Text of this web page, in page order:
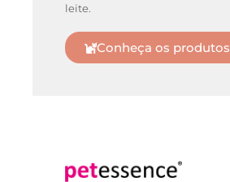
leite.
Conheça os produtos